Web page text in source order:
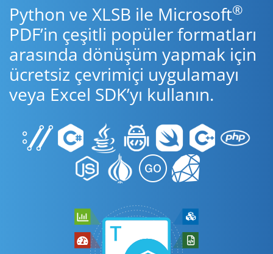
Python ve XLSB ile Microsoft®
PDF’in çeşitli popüler formatları
arasında dönüşüm yapmak için
ücretsiz çevrimiçi uygulamayı
veya Excel SDK’yı kullanın.